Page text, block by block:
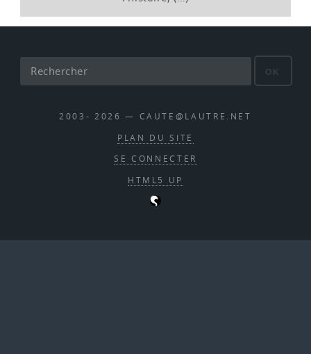
OK
2003- 2026 — CAUTE@LAUTRE.NET
PLAN DU SITE
SE CONNECTER
HTML5 UP